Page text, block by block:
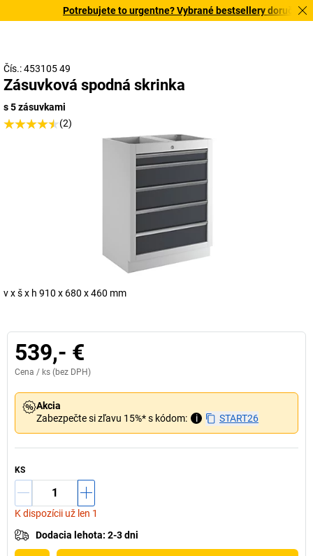
Potrebujete to urgentne? Vybrané bestsellery doručíme
Čís.: 453105 49
Zásuvková spodná skrinka
s 5 zásuvkami
(2)
v x š x h 910 x 680 x 460 mm
539,- €
Cena / ks (bez DPH)
Akcia
Zabezpečte si zľavu 15%* s kódom:
i START26
KS
K dispozícii už len 1
Dodacia lehota: 2-3 dni